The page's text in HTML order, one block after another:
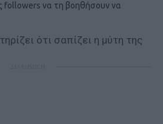
followers να τη βοηθήσουν να